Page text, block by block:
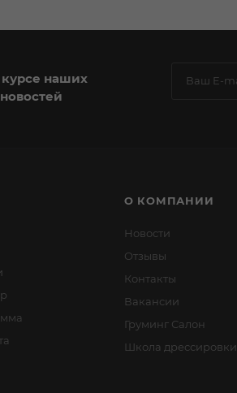
курсе наших
О КОМПАНИИ
Новости
Отзывы
Контакты
Вакансии
Груминг Салон
Школа дрессировки